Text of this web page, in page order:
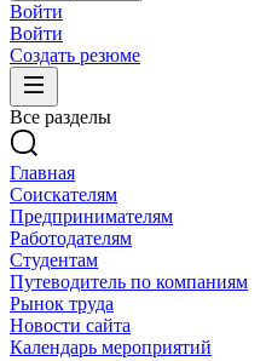
Войти
Войти
Создать резюме
Все разделы
Главная
Соискателям
Предпринимателям
Работодателям
Студентам
Путеводитель по компаниям
Рынок труда
Новости сайта
Календарь мероприятий